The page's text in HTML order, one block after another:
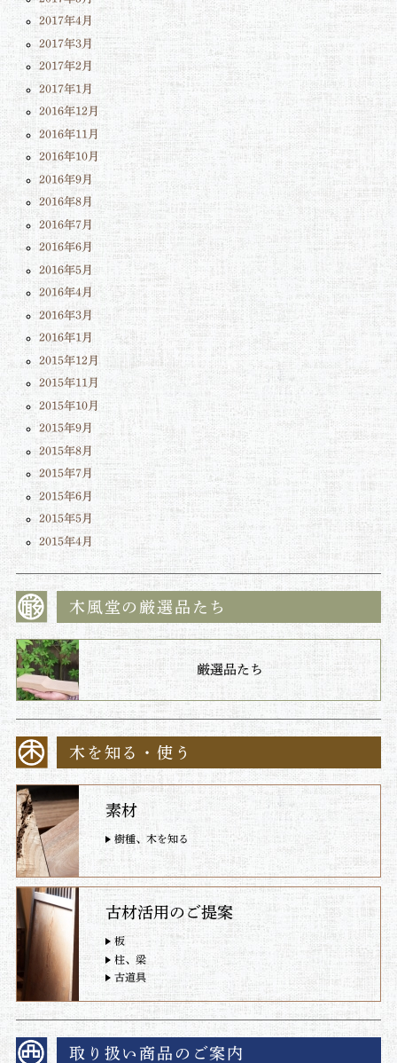
2017年4月
2017年3月
2017年2月
2017年1月
2016年12月
2016年11月
2016年10月
2016年9月
2016年8月
2016年7月
2016年6月
2016年5月
2016年4月
2016年3月
2016年1月
2015年12月
2015年11月
2015年10月
2015年9月
2015年8月
2015年7月
2015年6月
2015年5月
2015年4月
木風堂の厳選品たち
厳選品たち
木を知る・使う
素材
樹種、木を知る
古材活用のご提案
板
柱、梁
古道具
取り扱い商品のご案内